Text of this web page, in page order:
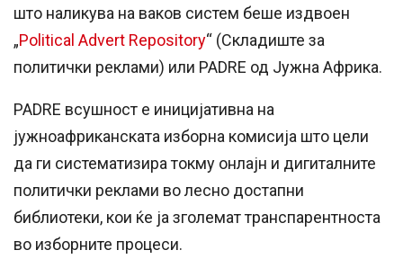
што наликува на ваков систем беше издвоен
„Political Advert Repository“ (Складиште за
политички реклами) или PADRE од Јужна Африка.
PADRE всушност e иницијативна на
јужноафриканската изборна комисија што цели
да ги систематизира токму онлајн и дигиталните
политички реклами во лесно достапни
библиотеки, кои ќе ја зголемат транспарентноста
во изборните процеси.